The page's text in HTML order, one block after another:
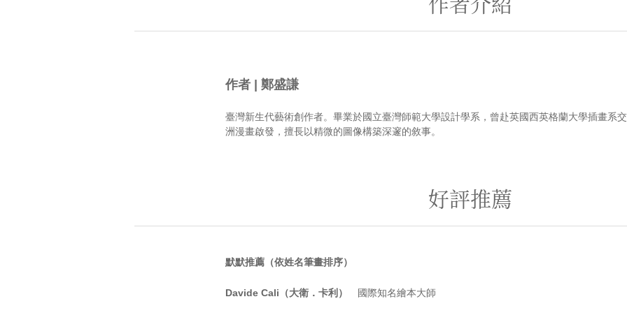
作者 | 鄭盛謙
臺灣新生代藝術創作者。畢業於國立臺灣師範大學設計學系，曾赴英國西英格蘭大學插畫系
洲漫畫啟發，擅長以精微的圖像構築深邃的敘事。
好評推薦
默默推薦（依姓名筆畫排序）
Davide Cali（大衛．卡利） 國際知名繪本大師